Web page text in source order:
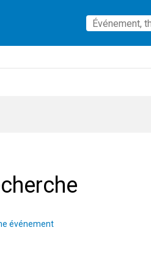
événement